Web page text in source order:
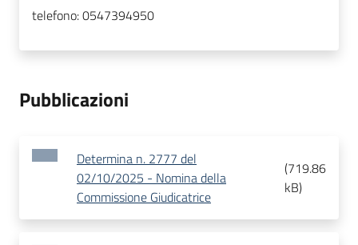
telefono:0547394950
Pubblicazioni
Determina n. 2777 del
02/10/2025 - Nomina della
Commissione Giudicatrice
(719.86
kB)